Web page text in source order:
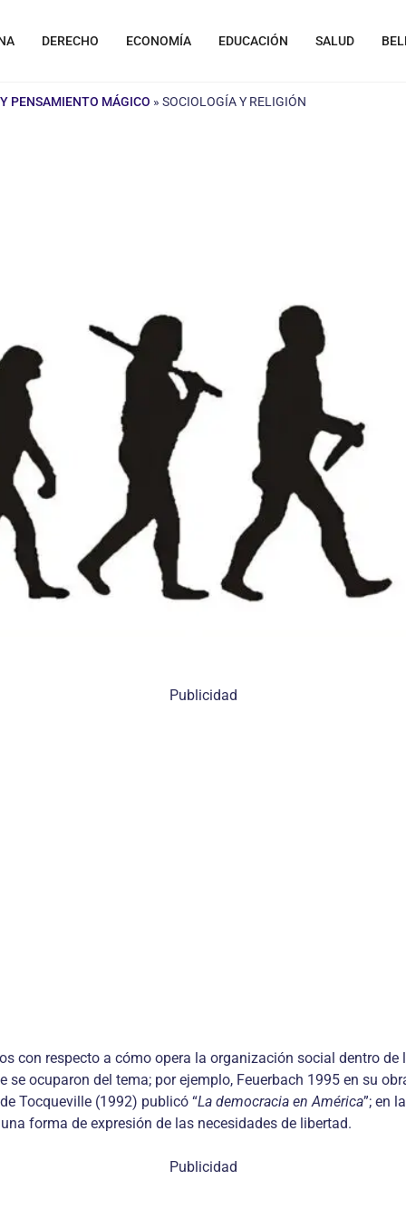
DERECHO ECONOMÍA EDUCACIÓN SALUD
PENSAMIENTO MÁGICO » SOCIOLOGÍA Y RELIGIÓN
Publicidad
con respecto a cómo opera la organización social dentro
ocuparon del tema; por ejem­plo, Feuerbach 1995 en su
Tocqueville (1992) publicó “La democracia en América”; en
forma de expresión de las necesida­des de libertad.
Publicidad